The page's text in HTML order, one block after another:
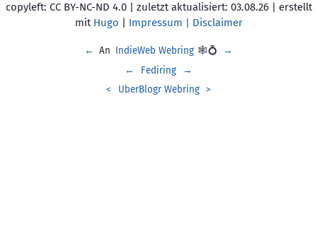
copyleft: CC BY-NC-ND 4.0 | zuletzt aktualisiert: 03.08.26 | erstellt
mit Hugo Impressum | Disclaimer
← An IndieWeb Webring 🕸💍
→
←
Fediring
→
<
UberBlogr Webring >